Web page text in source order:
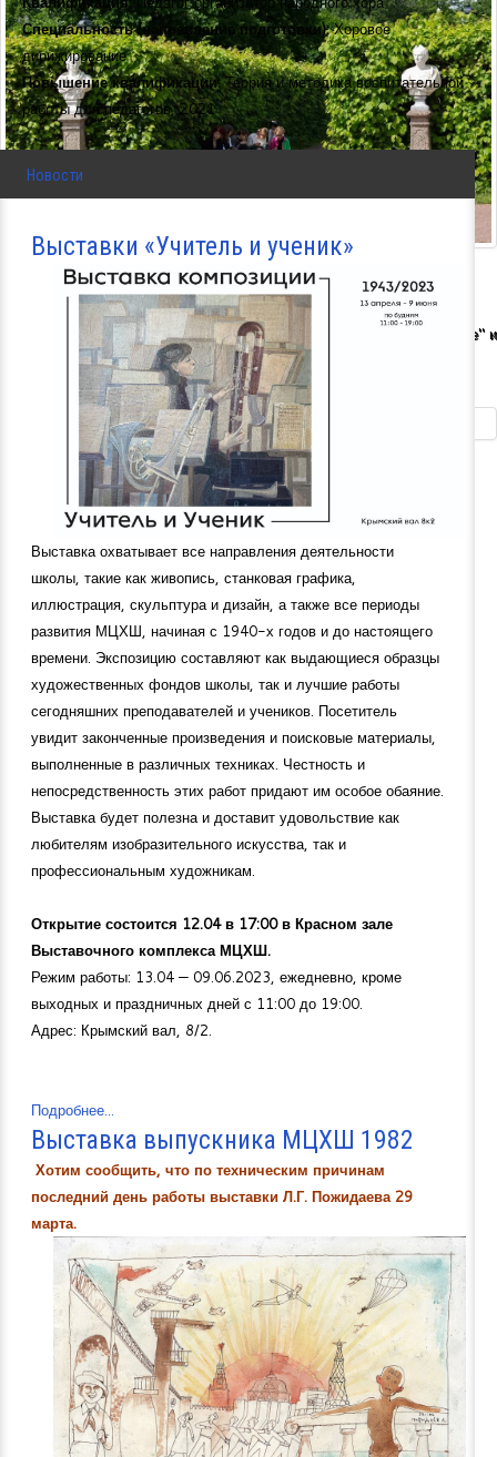
ПОДГОТОВИТЕЛЬНОЕ ОТДЕЛЕНИЕ МЦХШ
ПРИ РАХ
Приглашаем пройти годовой курс по программам "Подготовка к школе" и
"Подготовка к колледжу"
Специальность (направление подготовки):Хоровое
дирижирование
Повышение квалификации:Теория и методика воспитательной
работы для педагогов, 2021
Новости
Выставки «Учитель и ученик»
Выставка охватывает все направления деятельности
школы, такие как живопись, станковая графика,
иллюстрация, скульптура и дизайн, а также все периоды
развития МЦХШ, начиная с 1940-х годов и до настоящего
времени. Экспозицию составляют как выдающиеся образцы
художественных фондов школы, так и лучшие работы
сегодняшних преподавателей и учеников. Посетитель
увидит законченные произведения и поисковые материалы,
выполненные в различных техниках. Честность и
непосредственность этих работ придают им особое обаяние.
Выставка будет полезна и доставит удовольствие как
любителям изобразительного искусства, так и
профессиональным художникам.
Открытие состоится 12.04 в 17:00 в Красном зале
Выставочного комплекса МЦХШ.
Режим работы: 13.04 — 09.06.2023, ежедневно, кроме
выходных и праздничных дней с 11:00 до 19:00.
Адрес: Крымский вал, 8/2.
Подробнее...
Выставка выпускника МЦХШ 1982
Хотим сообщить, что по техническим причинам
последний день работы выставки Л.Г. Пожидаева 29
марта.